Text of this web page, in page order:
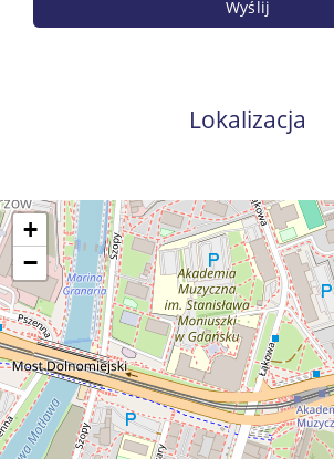
Lokalizacja
+
−